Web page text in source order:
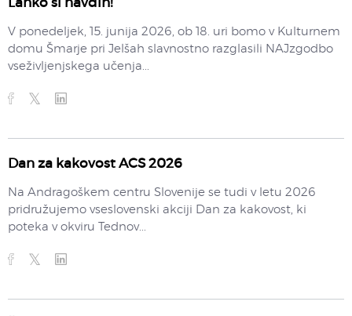
V ponedeljek, 15. junija 2026, ob 18. uri bomo v Kulturnem
domu Šmarje pri Jelšah slavnostno razglasili NAJzgodbo
vseživljenjskega učenja...
Dan za kakovost ACS 2026
Na Andragoškem centru Slovenije se tudi v letu 2026
pridružujemo vseslovenski akciji Dan za kakovost, ki
poteka v okviru Tednov...